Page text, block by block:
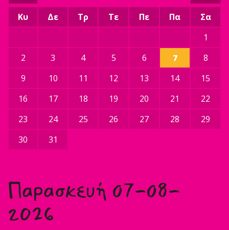
Κυ Δε Τρ Τε Πε Πα
Σα
1
2
3 4 5 6 7
8
9
10 11 12 13 14
15
16
17 18 19 20 21
22
23
24 25 26 27 28
29
30
31
Παρασκευή 07-08-
2026